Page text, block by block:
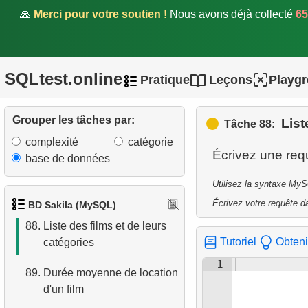
🙏 Merci pour votre soutien ! Nous avons déjà collecté
SQLtest.online Pratique Leçons
Grouper les tâches par:
complexité
catégorie
base de données
BD Sakila (MySQL)
84. Pourcentage de retards
85.Listes de distribution des
films
86.Extraire nom et domaine de
l'email
88. Liste des films et de leurs
catégories
89. Durée moyenne de location
d'un film
Tâche 88:
Utilisez la syntaxe
Écrivez votre requête
Tutoriel
1